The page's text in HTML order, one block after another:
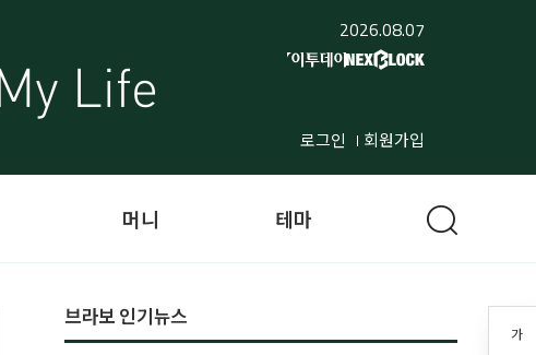
2026.08.07
로그인 회원가입
가
머니 테마
브라보 인기뉴스